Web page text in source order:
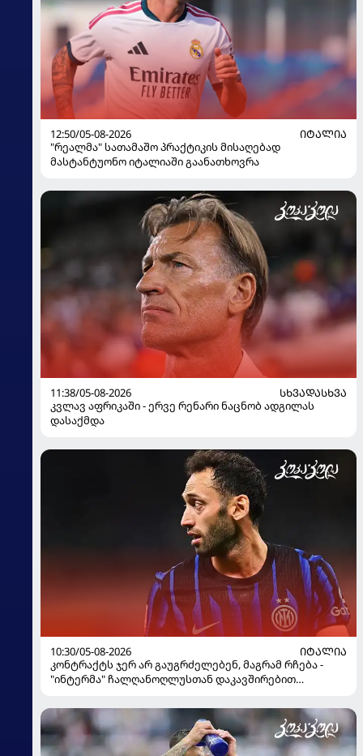
12:50/05-08-2026
ᲘᲢᲐᲚᲘᲐ
"რეალმა" სათამაშო პრაქტიკის მისაღებად
მასტანტუონო იტალიაში გაანათხოვრა
11:38/05-08-2026
ᲡᲮᲕᲐᲓᲐᲡᲮᲕᲐ
კვლავ აფრიკაში - ერვე რენარი ნაცნობ ადგილას
დასაქმდა
10:30/05-08-2026
ᲘᲢᲐᲚᲘᲐ
კონტრაქტს ჯერ არ გაუგრძელებენ, მაგრამ რჩება -
"ინტერმა" ჩალღანოღლუსთან დაკავშირებით